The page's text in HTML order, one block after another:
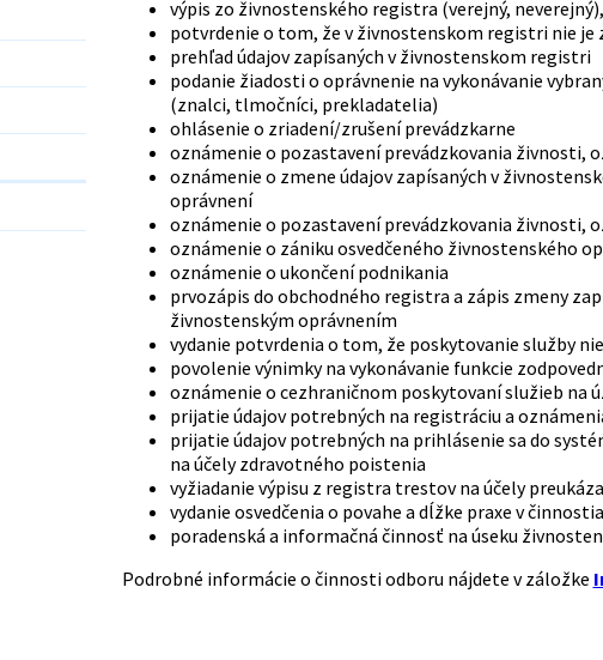
výpis zo živnostenského registra (verejný,
potvrdenie o tom, že v živnostenskom registri nie je
prehľad údajov zapísaných v živnostenskom registri
podanie žiadosti o oprávnenie na vykonávanie
(znalci, tlmočníci, prekladatelia)
ohlásenie o zriadení/zrušení prevádzkarne
oznámenie o pozastavení prevádzkovania živnosti,
oznámenie o zmene údajov zapísaných v
oprávnení
oznámenie o pozastavení prevádzkovania živnosti,
oznámenie o zániku osvedčeného živnostenského
oznámenie o ukončení podnikania
prvozápis do obchodného registra a zápis zmeny
živnostenským oprávnením
vydanie potvrdenia o tom, že poskytovanie služby
povolenie výnimky na vykonávanie funkcie
oznámenie o cezhraničnom poskytovaní služieb na
prijatie údajov potrebných na registráciu a
prijatie údajov potrebných na prihlásenie sa do
na účely zdravotného poistenia
vyžiadanie výpisu z registra trestov na účely
vydanie osvedčenia o povahe a dĺžke praxe v
poradenská a informačná činnosť na úseku
Podrobné informácie o činnosti odboru nájdete v záložke